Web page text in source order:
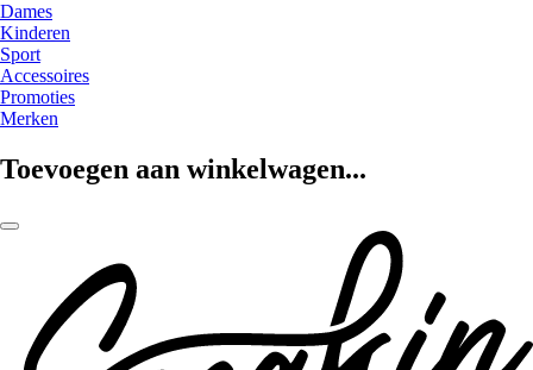
Dames
Kinderen
Sport
Accessoires
Promoties
Merken
Toevoegen aan winkelwagen...